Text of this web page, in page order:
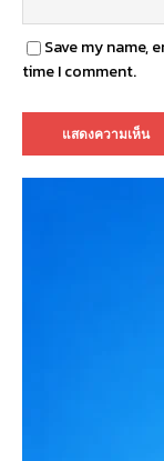
Save my name,
time I comment.